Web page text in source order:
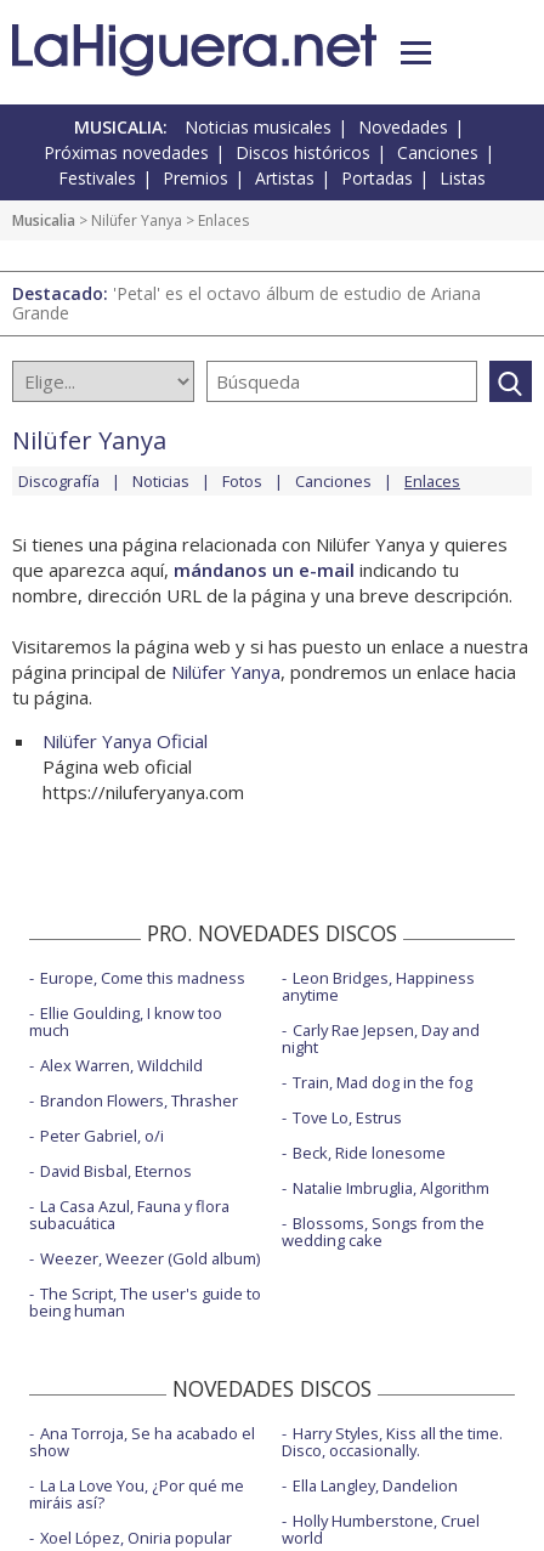
MUSICALIA: Noticias musicales
Novedades
Próximas novedades
Discos históricos
Canciones
Festivales
Premios Artistas Portadas Listas
Musicalia > Nilüfer Yanya > Enlaces
Destacado: 'Petal' es el octavo álbum de estudio de Ariana
Grande
Nilüfer Yanya
Discografía Noticias Fotos Canciones Enlaces
Si tienes una página relacionada con Nilüfer Yanya y quieres
que aparezca aquí, mándanos un e-mail indicando tu
nombre, dirección URL de la página y una breve descripción.
Visitaremos la página web y si has puesto un enlace a nuestra
página principal de Nilüfer Yanya, pondremos un enlace hacia
tu página.
Nilüfer Yanya Oficial
Página web oficial
https://niluferyanya.com
PRO. NOVEDADES DISCOS
Europe, Come this madness
Ellie Goulding, I know too
much
Alex Warren, Wildchild
Brandon Flowers, Thrasher
Peter Gabriel, o/i
David Bisbal, Eternos
La Casa Azul, Fauna y flora
subacuática
Weezer, Weezer (Gold album)
The Script, The user's guide to
being human
Leon Bridges, Happiness
anytime
Carly Rae Jepsen, Day and
night
Train, Mad dog in the fog
Tove Lo, Estrus
Beck, Ride lonesome
Natalie Imbruglia, Algorithm
Blossoms, Songs from the
wedding cake
NOVEDADES DISCOS
Ana Torroja, Se ha acabado el
show
La La Love You, ¿Por qué me
miráis así?
Xoel López, Oniria popular
Harry Styles, Kiss all the time.
Disco, occasionally.
Ella Langley, Dandelion
Holly Humberstone, Cruel
world